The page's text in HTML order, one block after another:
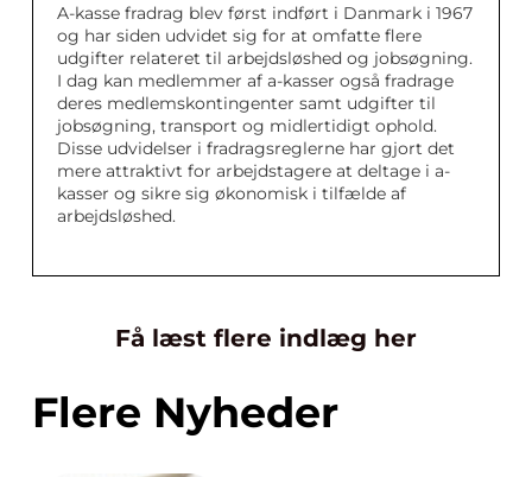
A-kasse fradrag blev først indført i Danmark i 1967
og har siden udvidet sig for at omfatte flere
udgifter relateret til arbejdsløshed og jobsøgning.
I dag kan medlemmer af a-kasser også fradrage
deres medlemskontingenter samt udgifter til
jobsøgning, transport og midlertidigt ophold.
Disse udvidelser i fradragsreglerne har gjort det
mere attraktivt for arbejdstagere at deltage i a-
kasser og sikre sig økonomisk i tilfælde af
arbejdsløshed.
Få læst flere indlæg her
Flere Nyheder